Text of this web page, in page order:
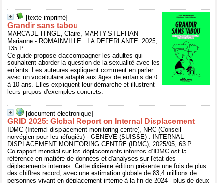
[texte imprimé]
Grandir sans tabou
MARCADÉ HINGE, Claire, MARTY-STÉPHAN,
Marianne - ROMAINVILLE : LA DEFERLANTE, 2025,
135 P.
Ce guide propose d'accompagner les adultes qui
souhaitent aborder la question de la sexualité avec les
enfants. Les auteures expliquent comment en parler
avec un vocabulaire adapté aux âges de enfants de 0
à 10 ans. Elles expliquent leur démarche et illustrent
leurs propos d'exemples concrets.
[document électronique]
GRID 2025: Global Report on Internal Displacement
IDMC (Internal displacement monitoring centre), NRC (Conseil
norvégien pour les réfugiés) - GENEVE (SUISSE) : INTERNAL
DISPLACEMENT MONITORING CENTRE (IDMC), 2025/05, 63 P.
Ce rapport mondial sur les déplacements internes d’IDMC est la
référence en matière de données et d'analyses sur l'état des
déplacements internes. Cette dixième édition présente une fois de plus
des chiffres record, avec une estimation globale de 83,4 millions de
personnes vivant en déplacement interne à la fin de 2024 - plus de deux